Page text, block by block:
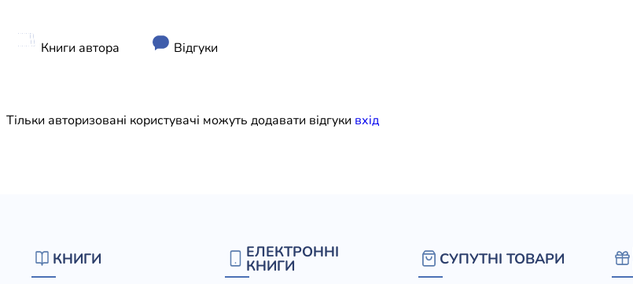
Художня література
Книги автора Відгуки
Тільки авторизовані користувачі можуть додавати відгуки вхiд
КНИГИ ЕЛЕКТРОННІ
КНИГИ СУПУТНІ ТОВАРИ